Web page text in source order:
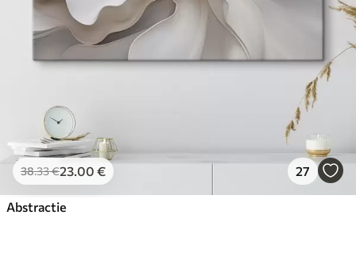
38.33€23.00 € 27
Abstractie